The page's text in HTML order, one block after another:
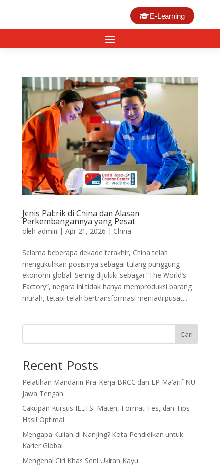
E-Learning
Jenis Pabrik di China dan Alasan
Perkembangannya yang Pesat
oleh admin | Apr 21, 2026 | China
Selama beberapa dekade terakhir, China telah
mengukuhkan posisinya sebagai tulang punggung
ekonomi global. Sering dijuluki sebagai “The World’s
Factory”, negara ini tidak hanya memproduksi barang
murah, tetapi telah bertransformasi menjadi pusat...
Cari
Recent Posts
Pelatihan Mandarin Pra-Kerja BRCC dan LP Ma’arif NU
Jawa Tengah
Cakupan Kursus IELTS: Materi, Format Tes, dan Tips
Hasil Optimal
Mengapa Kuliah di Nanjing? Kota Pendidikan untuk
Karier Global
Mengenal Ciri Khas Seni Ukiran Kayu